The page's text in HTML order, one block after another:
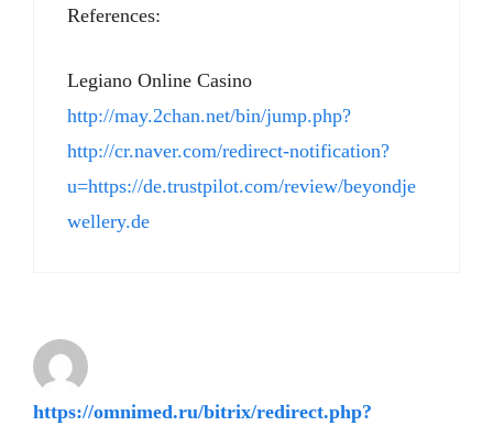
References:
Legiano Online Casino
http://may.2chan.net/bin/jump.php?
http://cr.naver.com/redirect-notification?
u=https://de.trustpilot.com/review/beyondje
wellery.de
https://omnimed.ru/bitrix/redirect.php?